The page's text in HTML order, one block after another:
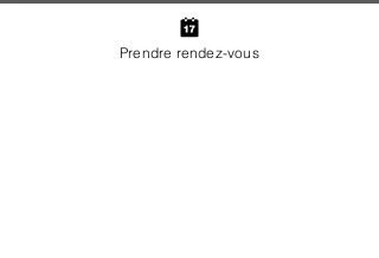
Prendre rendez-vous